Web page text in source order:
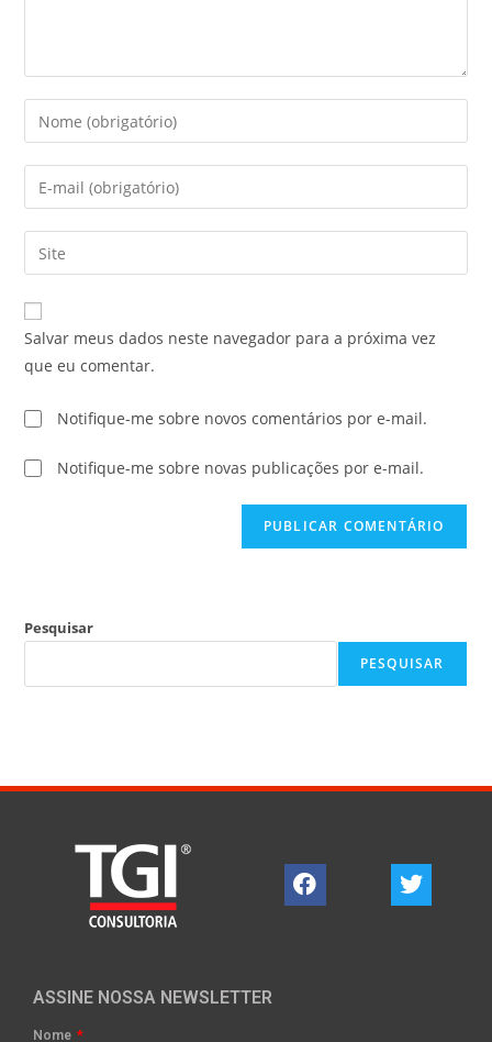
Salvar meus dados neste navegador para a próxima vez
que eu comentar.
Notifique-me sobre novos comentários por e-mail.
Notifique-me sobre novas publicações por e-mail.
Pesquisar
PESQUISAR
ASSINE NOSSA NEWSLETTER
Nome